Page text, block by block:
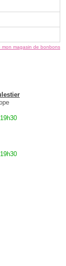
mon magasin de bonbons